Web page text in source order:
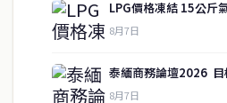
LPG價格凍結 15公斤
8月7日
泰緬商務論壇2026
8月7日